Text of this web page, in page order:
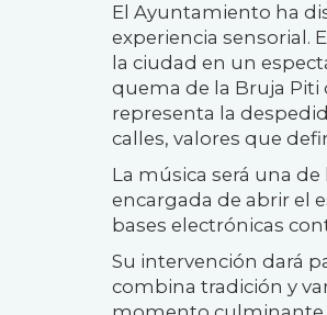
El Ayuntamiento ha
experiencia sensorial.
la ciudad en un
quema de la Bruja Piti
representa la
calles, valores que
La música será una
encargada de abrir el
bases electrónicas
Su intervención dará
combina tradición y